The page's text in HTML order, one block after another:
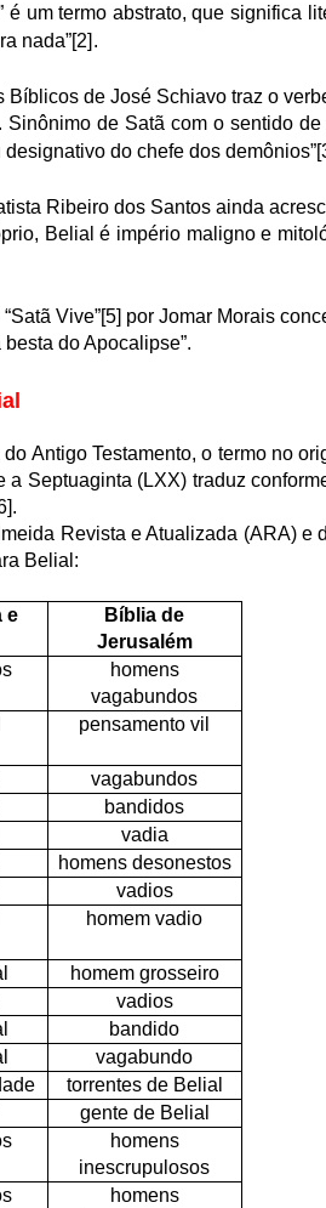
é um termo abstrato, que significa
nada”[2] .
de José Schiavo traz o
Sinônimo de Satã com o sentido
do chefe dos demônios”
Ribeiro dos Santos ainda
Belial é império maligno e
Vive”[5] por Jomar Morais
do Apocalipse”.
Antigo Testamento, o termo no
a Septuaginta (LXX) traduz
.
Revista e Atualizada (ARA) e
Belial:
e
Bíblia de
Jerusalém
homens
vagabundos
pensamento vil
vagabundos
bandidos
vadia
homens desonestos
vadios
homem vadio
homem grosseiro
vadios
bandido
vagabundo
torrentes de Belial
gente de Belial
homens
inescrupulosos
homens